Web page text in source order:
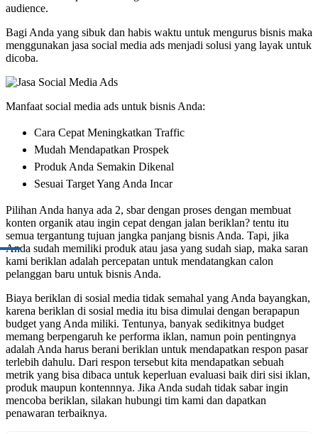
audience.
Bagi Anda yang sibuk dan habis waktu untuk mengurus bisnis maka
menggunakan jasa social media ads menjadi solusi yang layak untuk
dicoba.
Manfaat social media ads untuk bisnis Anda:
Cara Cepat Meningkatkan Traffic
Mudah Mendapatkan Prospek
Produk Anda Semakin Dikenal
Sesuai Target Yang Anda Incar
Pilihan Anda hanya ada 2, sbar dengan proses dengan membuat
konten organik atau ingin cepat dengan jalan beriklan? tentu itu
semua tergantung tujuan jangka panjang bisnis Anda. Tapi, jika
Anda sudah memiliki produk atau jasa yang sudah siap, maka saran
kami beriklan adalah percepatan untuk mendatangkan calon
pelanggan baru untuk bisnis Anda.
Biaya beriklan di sosial media tidak semahal yang Anda bayangkan,
karena beriklan di sosial media itu bisa dimulai dengan berapapun
budget yang Anda miliki. Tentunya, banyak sedikitnya budget
memang berpengaruh ke performa iklan, namun poin pentingnya
adalah Anda harus berani beriklan untuk mendapatkan respon pasar
terlebih dahulu. Dari respon tersebut kita mendapatkan sebuah
metrik yang bisa dibaca untuk keperluan evaluasi baik diri sisi iklan,
produk maupun kontennnya. Jika Anda sudah tidak sabar ingin
mencoba beriklan, silakan hubungi tim kami dan dapatkan
penawaran terbaiknya.